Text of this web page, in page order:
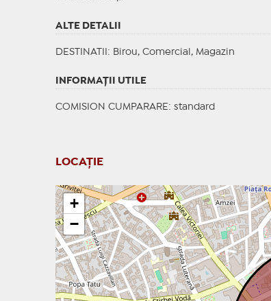
ALTE DETALII
DESTINATII : Birou, Comercial, Magazin
INFORMAŢII UTILE
COMISION CUMPARARE: standard
LOCAȚIE
+
−